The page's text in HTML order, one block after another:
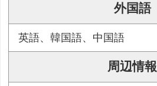
外国語
英語、韓国語、中国語
周辺情報